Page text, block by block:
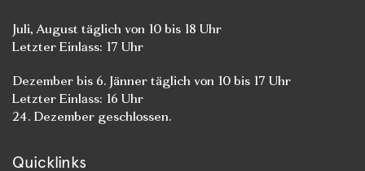
Juli, August täglich von 10 bis 18 Uhr
Letzter Einlass: 17 Uhr
Dezember bis 6. Jänner täglich von 10 bis 17 Uhr
Letzter Einlass: 16 Uhr
24. Dezember geschlossen.
Quicklinks